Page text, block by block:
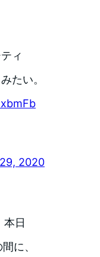
ィ
たい。
2020
本日
に、